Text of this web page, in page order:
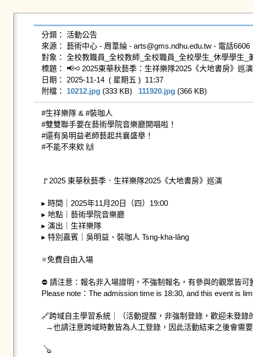
分類： 活動公告
來源： 藝術中心 - 周葦綸 - arts@gms.ndhu.edu.tw - 電話6606
對象： 全校教職員_全校教師_全校職員_全校學生_休學學生_
標題： 📢⪦ 2025東華秋藝季：生祥樂隊2025《大地書房》巡演
日期： 2025-11-14  ( 星期五 )  11:37
附檔： 10212.jpg (333 KB) 111920.jpg (366 KB)
#生祥樂隊 & #裝咖人
#雙雙聯手要在藝術學院音樂廳開唱啦！
#還有吳明益老師藝起共襄盛舉！
#不能不來欸 🙌
🚩2025 東華秋藝季．生祥樂隊2025《大地書房》巡演
▸ 時間｜2025年11月20日（四）19:00
▸ 地點｜藝術學院音樂廳
▸ 演出｜生祥樂隊
▸ 特別嘉賓｜吳明益、裝咖人 Tsng-kha-lâng
⭐免費自由入場
⛔ 請注意：報名非入場證明，不強制報名，有參與的觀眾皆
Please note：The admission time is 18:30, and this event is
🔗跨域自主學習系統｜（活動提醒，非強制登錄，歡迎未登錄